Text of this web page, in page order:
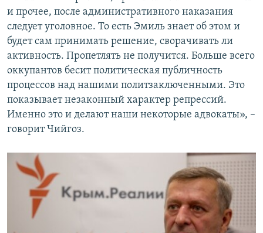
и прочее, после административного наказания
следует уголовное. То есть Эмиль знает об этом и
будет сам принимать решение, сворачивать ли
активность. Пропетлять не получится. Больше всего
оккупантов бесит политическая публичность
процессов над нашими политзаключенными. Это
показывает незаконный характер репрессий.
Именно это и делают наши некоторые адвокаты», –
говорит Чийгоз.